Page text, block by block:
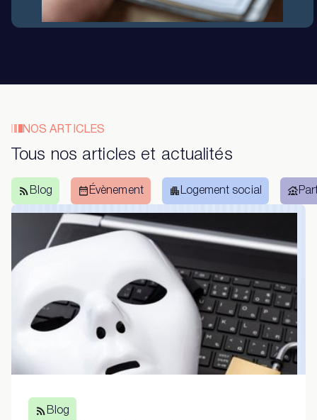
NOS ARTICLES
Tous nos articles et actualités
Blog Évènement Logement social
Blog